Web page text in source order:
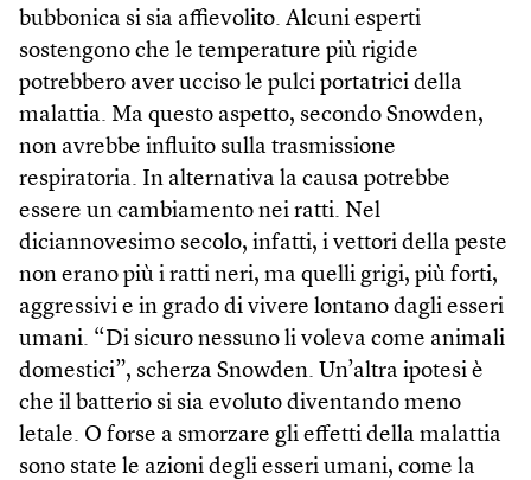
bubbonica si sia affievolito. Alcuni esperti
sostengono che le temperature più rigide
potrebbero aver ucciso le pulci portatrici della
malattia. Ma questo aspetto, secondo Snowden,
non avrebbe influito sulla trasmissione
respiratoria. In alternativa la causa potrebbe
essere un cambiamento nei ratti. Nel
diciannovesimo secolo, infatti, i vettori della peste
non erano più i ratti neri, ma quelli grigi, più forti,
aggressivi e in grado di vivere lontano dagli esseri
umani. “Di sicuro nessuno li voleva come animali
domestici”, scherza Snowden. Un’altra ipotesi è
che il batterio si sia evoluto diventando meno
letale. O forse a smorzare gli effetti della malattia
sono state le azioni degli esseri umani, come la